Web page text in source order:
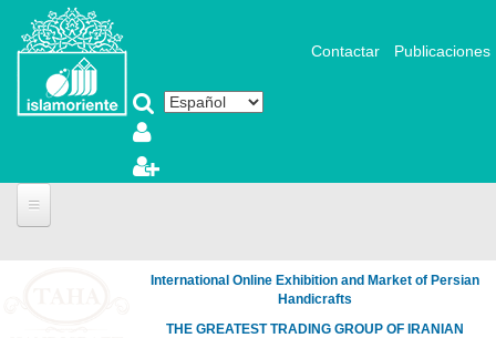
Pasar al contenido principal
Contactar Publicaciones
International Online Exhibition and Market of Persian
Handicrafts
THE GREATEST TRADING GROUP OF IRANIAN